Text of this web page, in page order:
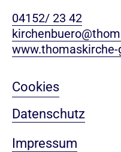
04152/ 23 42
Cookies
Datenschutz
Impressum